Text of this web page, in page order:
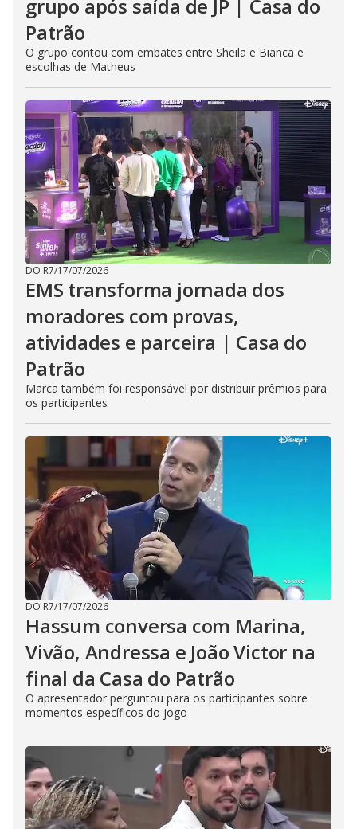
grupo após saída de JP | Casa do
Patrão
O grupo contou com embates entre Sheila e Bianca e
escolhas de Matheus
DO R7/17/07/2026
EMS transforma jornada dos
moradores com provas,
atividades e parceira | Casa do
Patrão
Marca também foi responsável por distribuir prêmios para
os participantes
DO R7/17/07/2026
Hassum conversa com Marina,
Vivão, Andressa e João Victor na
final da Casa do Patrão
O apresentador perguntou para os participantes sobre
momentos específicos do jogo